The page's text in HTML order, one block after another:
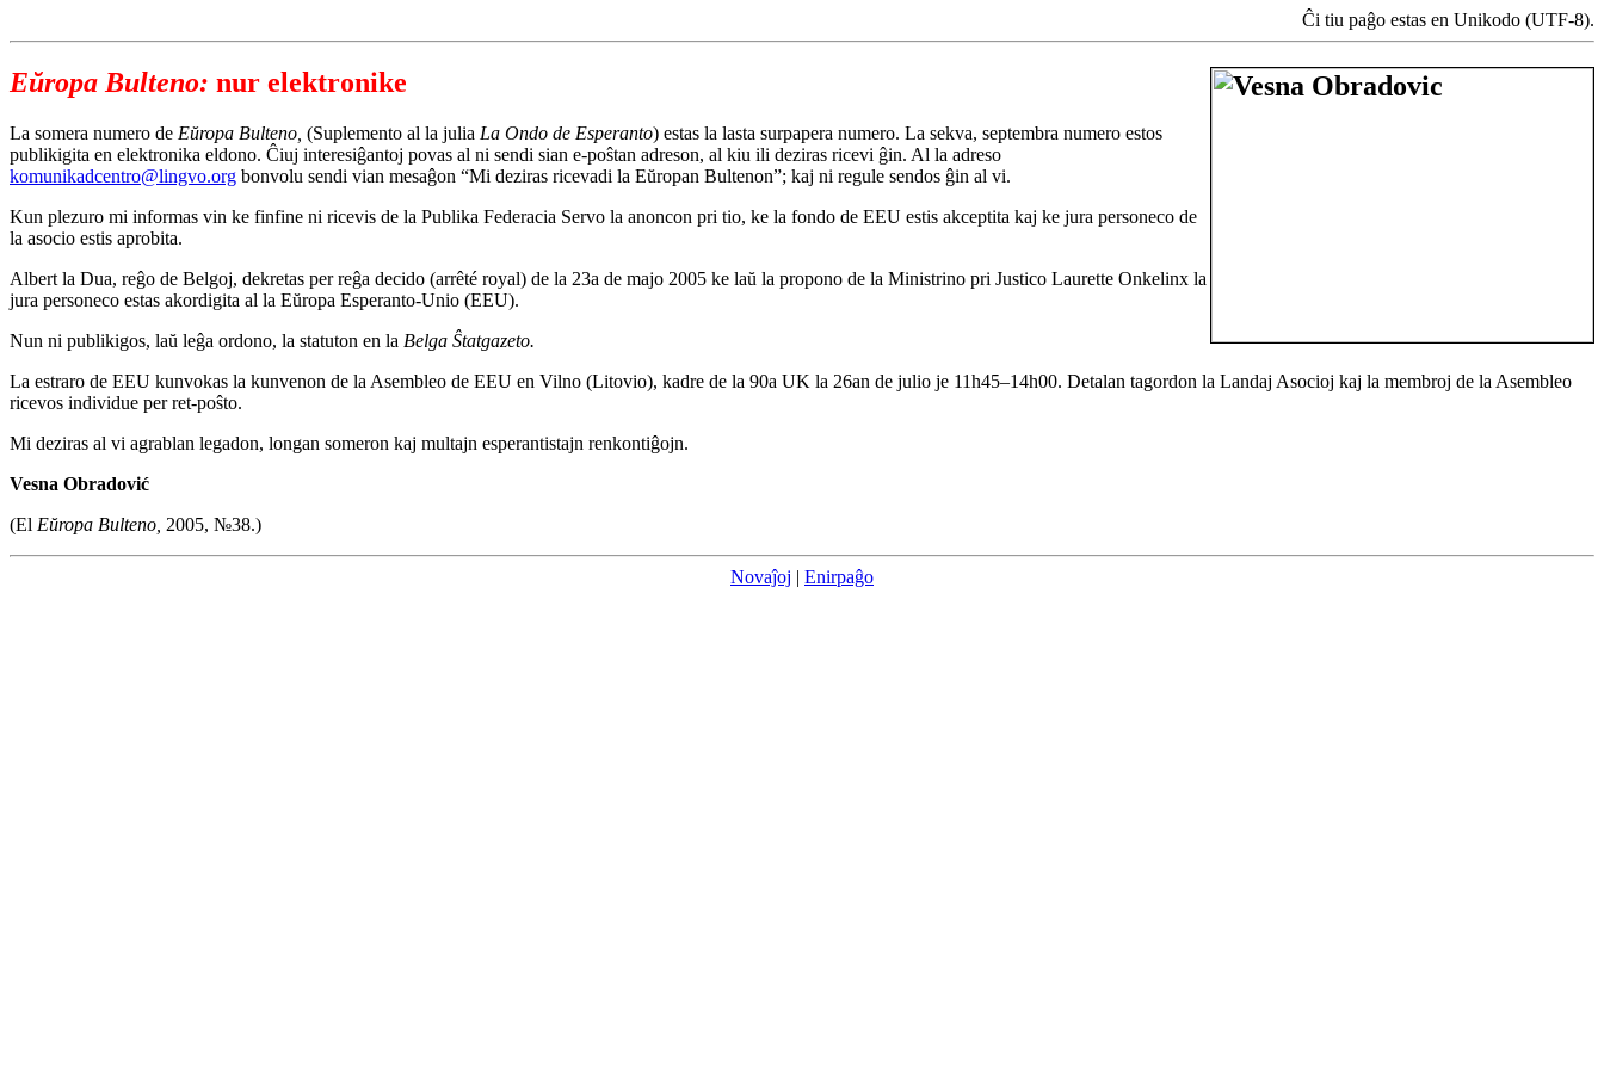
Ĉi tiu paĝo estas en Unikodo (UTF-8).
Eŭropa Bulteno: nur elektronike
La somera numero de Eŭropa Bulteno, (Suplemento al la julia La Ondo de Esperanto) estas la lasta surpapera numero. La sekva, septembra numero estos
publikigita en elektronika eldono. Ĉiuj interesiĝantoj povas al ni sendi sian e-poŝtan adreson, al kiu ili deziras ricevi ĝin. Al la adreso
komunikadcentro@lingvo.org bonvolu sendi vian mesaĝon “Mi deziras ricevadi la Eŭropan Bultenon”; kaj ni regule sendos ĝin al vi.
Kun plezuro mi informas vin ke finfine ni ricevis de la Publika Federacia Servo la anoncon pri tio, ke la fondo de EEU estis akceptita kaj ke jura personeco de
la asocio estis aprobita.
Albert la Dua, reĝo de Belgoj, dekretas per reĝa decido (arrêté royal) de la 23a de majo 2005 ke laŭ la propono de la Ministrino pri Justico Laurette Onkelinx la
jura personeco estas akordigita al la Eŭropa Esperanto-Unio (EEU).
Nun ni publikigos, laŭ leĝa ordono, la statuton en la Belga Ŝtatgazeto.
La estraro de EEU kunvokas la kunvenon de la Asembleo de EEU en Vilno (Litovio), kadre de la 90a UK la 26an de julio je 11h45–14h00. Detalan tagordon la Landaj Asocioj kaj la membroj de la Asembleo
ricevos individue per ret-poŝto.
Mi deziras al vi agrablan legadon, longan someron kaj multajn esperantistajn renkontiĝojn.
Vesna Obradović
(El Eŭropa Bulteno, 2005, №38.)
Novaĵoj | Enirpaĝo